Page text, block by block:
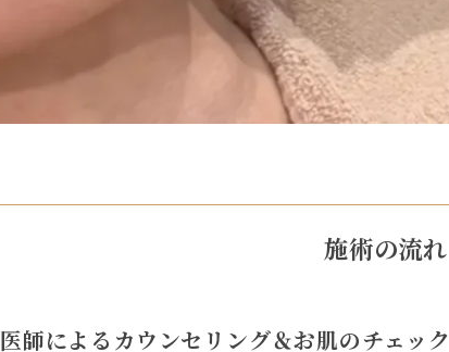
施術の流れ
医師によるカウンセリング＆お肌のチェック